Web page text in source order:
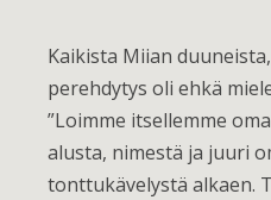
Kaikista Miian
perehdytys oli ehkä
”Loimme itsellemme
alusta, nimestä ja juuri
tonttukävelystä alkaen.